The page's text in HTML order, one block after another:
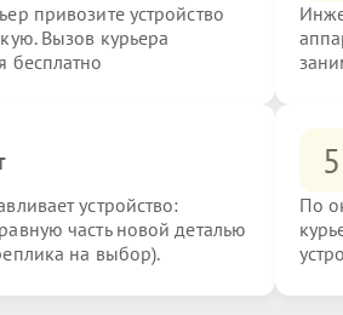
привозите устройство
Вызов курьера
бесплатно
устройство:
часть новой деталью
на выбор).
5
По